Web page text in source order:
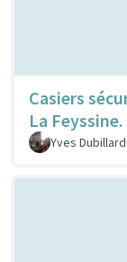
Casiers
La Feyssine.
Yves Dubillard